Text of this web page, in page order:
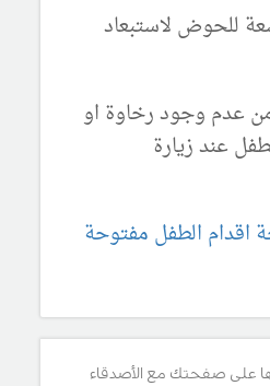
للحوض لاستبعاد
عدم وجود رخاوة او
عند زيارة
اقدام الطفل مفتوحة
على صفحتك مع الأصدقاء